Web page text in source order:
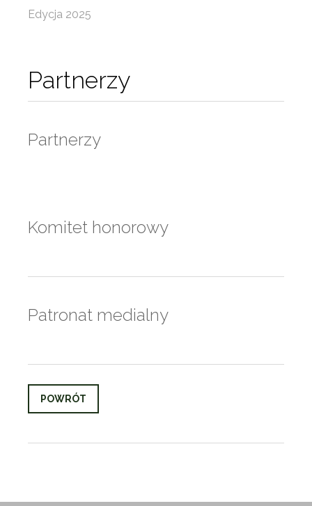
Partnerzy
Partnerzy
Komitet honorowy
Patronat medialny
POWRÓT
Edycja 2025